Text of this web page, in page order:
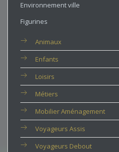
Environnement ville
Figurines
Animaux
Enfants
Loisirs
Métiers
Mobilier Aménagement
Voyageurs Assis
Voyageurs Debout